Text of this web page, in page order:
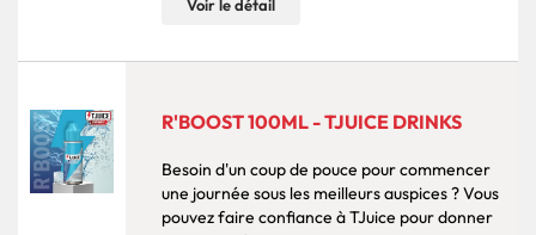
Voir le détail
R'BOOST 100ML - TJUICE DRINKS
Besoin d'un coup de pouce pour commencer
une journée sous les meilleurs auspices ? Vous
pouvez faire confiance à TJuice pour donner